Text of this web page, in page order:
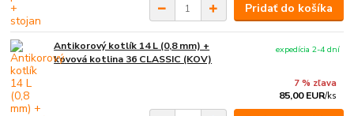
Pridať do košíka
Antikorový kotlík 14 L (0,8 mm) +
kovová kotlina 36 CLASSIC (KOV)
7 % zľava
85,00 EUR/ks
expedícia 2-4 dní